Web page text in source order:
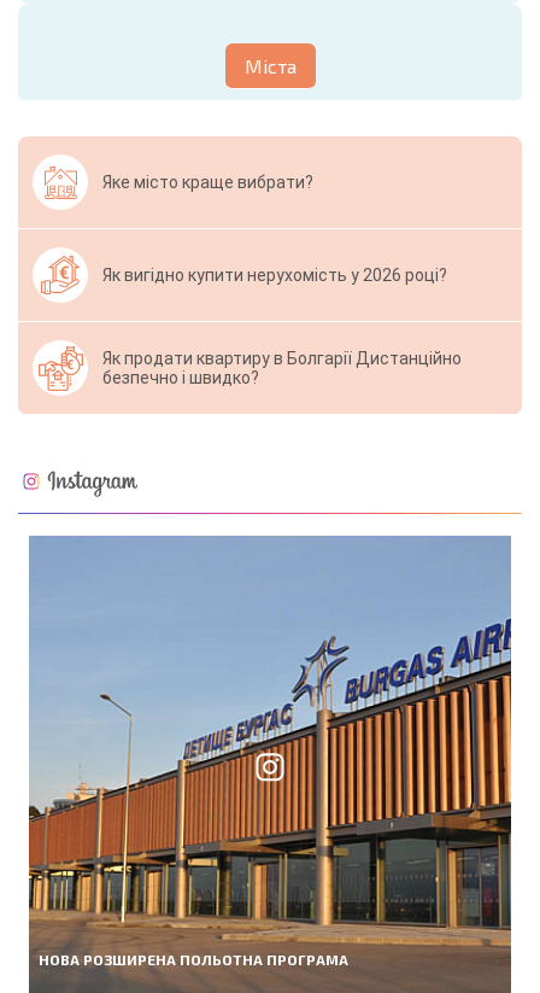
Міста
Яке місто краще вибрати?
Як вигідно купити нерухомість у 2026 році?
Як продати квартиру в Болгарії Дистанційно
безпечно і швидко?
НОВА РОЗШИРЕНА ПОЛЬОТНА ПРОГРАМА